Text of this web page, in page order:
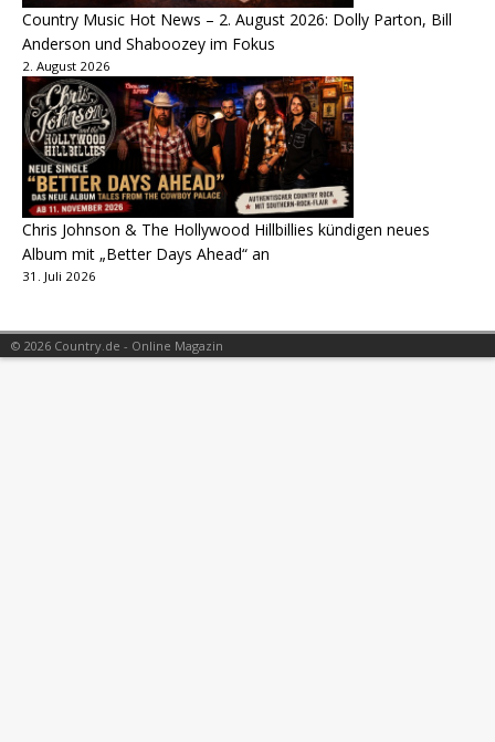
Country Music Hot News – 2. August 2026: Dolly Parton, Bill
Anderson und Shaboozey im Fokus
2. August 2026
Chris Johnson & The Hollywood Hillbillies kündigen neues
Album mit „Better Days Ahead“ an
31. Juli 2026
© 2026 Country.de - Online Magazin